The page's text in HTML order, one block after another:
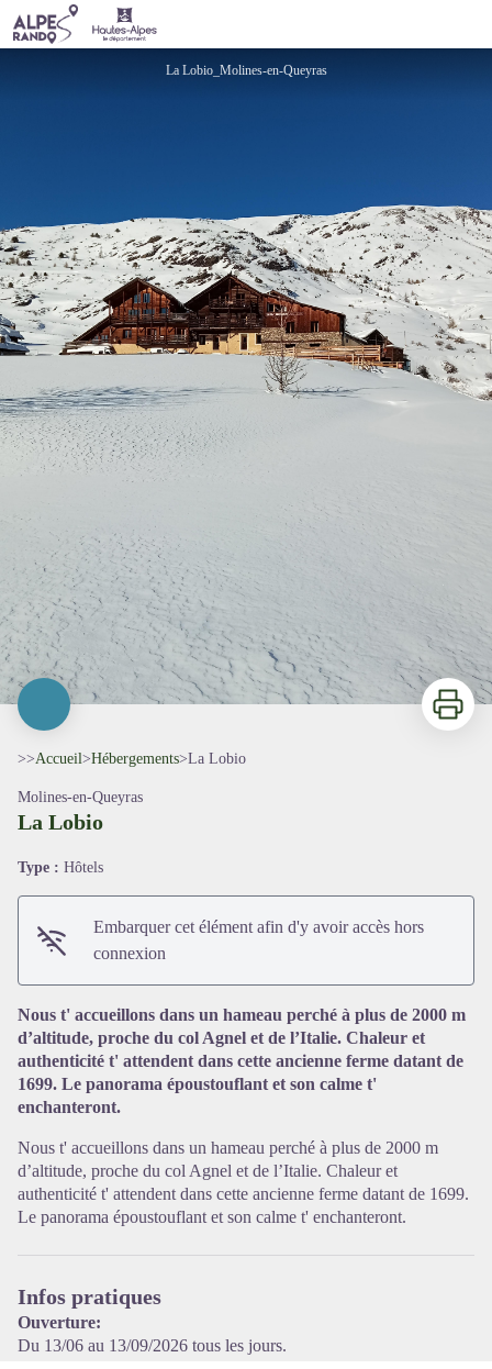
La Lobio
La Lobio_Molines-en-Queyras
Voir l'image en plein écran
Imprimer
>>Accueil>Hébergements>La Lobio
Molines-en-Queyras
La Lobio
Type : Hôtels
Embarquer cet élément afin d'y avoir accès hors
connexion
Nous t' accueillons dans un hameau perché à plus de 2000 m
d’altitude, proche du col Agnel et de l’Italie. Chaleur et
authenticité t' attendent dans cette ancienne ferme datant de
1699. Le panorama époustouflant et son calme t'
enchanteront.
Nous t' accueillons dans un hameau perché à plus de 2000 m
d’altitude, proche du col Agnel et de l’Italie. Chaleur et
authenticité t' attendent dans cette ancienne ferme datant de 1699.
Le panorama époustouflant et son calme t' enchanteront.
Infos pratiques
Ouverture:
Du 13/06 au 13/09/2026 tous les jours.